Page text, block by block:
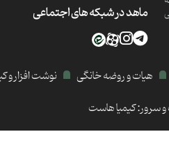
ماهد در شبکه های اجتماعی
هیات و روضه خانگی نوشت افزار و
و سرور:کیمیا هاست